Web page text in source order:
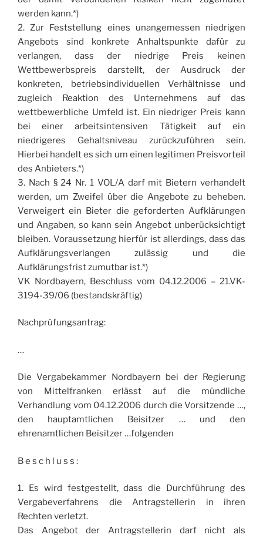
werden kann.*)
2. Zur Feststellung eines unangemessen niedrigen
Angebots sind konkrete Anhaltspunkte dafür zu
verlangen, dass der niedrige Preis keinen
Wettbewerbspreis darstellt, der Ausdruck der
konkreten, betriebsindividuellen Verhältnisse und
zugleich Reaktion des Unternehmens auf das
wettbewerbliche Umfeld ist. Ein niedriger Preis kann
bei einer arbeitsintensiven Tätigkeit auf ein
niedrigeres Gehaltsniveau zurückzuführen sein.
Hierbei handelt es sich um einen legitimen Preisvorteil
des Anbieters.*)
3. Nach § 24 Nr. 1 VOL/A darf mit Bietern verhandelt
werden, um Zweifel über die Angebote zu beheben.
Verweigert ein Bieter die geforderten Aufklärungen
und Angaben, so kann sein Angebot unberücksichtigt
bleiben. Voraussetzung hierfür ist allerdings, dass das
Aufklärungsverlangen zulässig und die
Aufklärungsfrist zumutbar ist.*)
VK Nordbayern, Beschluss vom 04.12.2006 – 21.VK-
3194-39/06 (bestandskräftig)
Nachprüfungsantrag:
…
Die Vergabekammer Nordbayern bei der Regierung
von Mittelfranken erlässt auf die mündliche
Verhandlung vom 04.12.2006 durch die Vorsitzende …,
den hauptamtlichen Beisitzer … und den
ehrenamtlichen Beisitzer …folgenden
B e s c h l u s s :
1. Es wird festgestellt, dass die Durchführung des
Vergabeverfahrens die Antragstellerin in ihren
Rechten verletzt.
Das Angebot der Antragstellerin darf nicht als